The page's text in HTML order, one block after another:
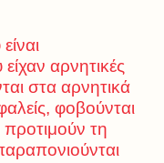
αρνητικές
στα αρνητικά
φοβούνται
τη